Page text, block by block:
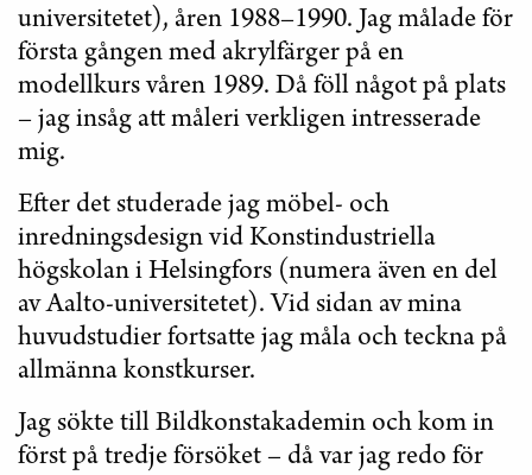
universitetet), åren 1988–1990. Jag målade för
första gången med akrylfärger på en
modellkurs våren 1989. Då föll något på plats
– jag insåg att måleri verkligen intresserade
mig.
Efter det studerade jag möbel- och
inredningsdesign vid Konstindustriella
högskolan i Helsingfors (numera även en del
av Aalto-universitetet). Vid sidan av mina
huvudstudier fortsatte jag måla och teckna på
allmänna konstkurser.
Jag sökte till Bildkonstakademin och kom in
först på tredje försöket – då var jag redo för